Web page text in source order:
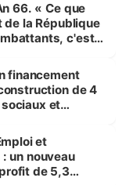
66. « Ce que
la République
c'est
financement
de 4
et
et
un nouveau
de 5,3